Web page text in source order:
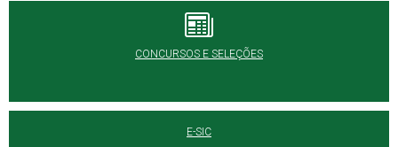
CONCURSOS E SELEÇÕES
E-SIC